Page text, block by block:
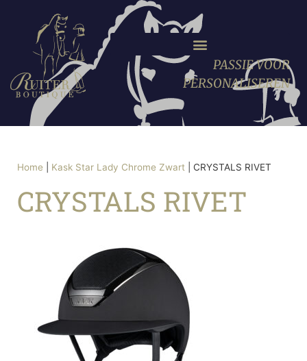
PASSIE VOOR
PERSONALISEREN
Home Kask Star Lady Chrome Zwart CRYSTALS RIVET
CRYSTALS RIVET